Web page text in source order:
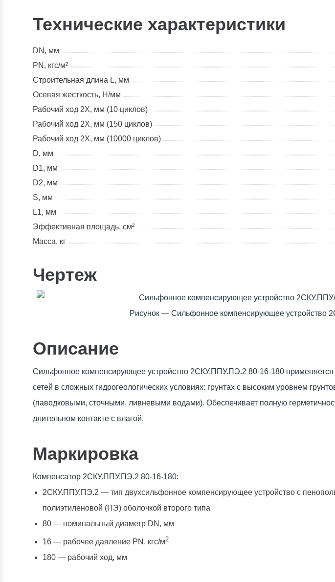
Технические характеристики
DN, мм
PN, кгс/м²
Строительная длина L, мм
Осевая жесткость, Н/мм
Рабочий ход 2X, мм (10 циклов)
Рабочий ход 2X, мм (150 циклов)
Рабочий ход 2X, мм (10000 циклов)
D, мм
D1, мм
D2, мм
S, мм
L1, мм
Эффективная площадь, см²
Масса, кг
Чертеж
Рисунок — Сильфонное компенсирующее устройство
Описание
Сильфонное компенсирующее устройство 2СКУ.ППУ.ПЭ.2 80-16-180 применяется
сетей в сложных гидрогеологических условиях: грунтах с высоким уровнем
(паводковыми, сточными, ливневыми водами). Обеспечивает полную
длительном контакте с влагой.
Маркировка
Компенсатор 2СКУ.ППУ.ПЭ.2 80-16-180:
2СКУ.ППУ.ПЭ.2 — тип двухсильфонное компенсирующее устройство с
полиэтиленовой (ПЭ) оболочкой второго типа
80 — номинальный диаметр DN, мм
16 — рабочее давление PN, кгc/м2
180 — рабочий ход, мм